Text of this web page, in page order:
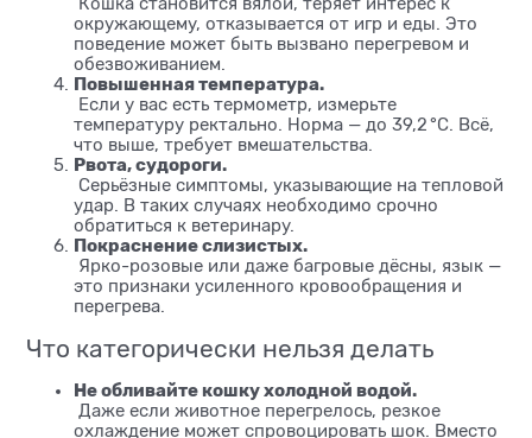
окружающему, отказывается от игр и еды. Это
поведение может быть вызвано перегревом и
обезвоживанием.
Повышенная температура.
Если у вас есть термометр, измерьте
температуру ректально. Норма — до 39,2 °C. Всё,
что выше, требует вмешательства.
Рвота, судороги.
Серьёзные симптомы, указывающие на тепловой
удар. В таких случаях необходимо срочно
обратиться к ветеринару.
Покраснение слизистых.
Ярко-розовые или даже багровые дёсны, язык —
это признаки усиленного кровообращения и
перегрева.
Что категорически нельзя делать
Не обливайте кошку холодной водой.
Даже если животное перегрелось, резкое
охлаждение может спровоцировать шок. Вместо